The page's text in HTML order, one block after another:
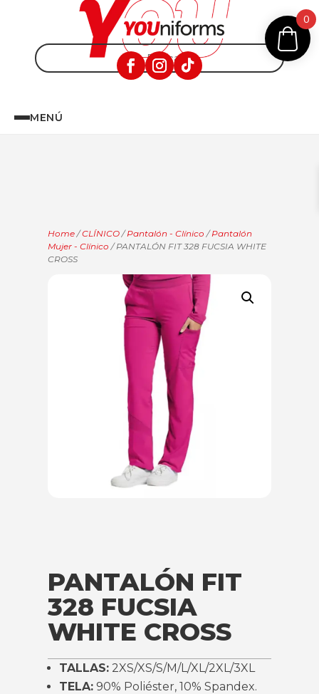
MENÚ
Home /CLÍNICO /Pantalón - Clínico /Pantalón
Mujer - Clínico / PANTALÓN FIT 328 FUCSIA WHITE
CROSS
PANTALÓN FIT
328 FUCSIA
WHITE CROSS
TALLAS: 2XS/XS/S/M/L/XL/2XL/3XL
TELA: 90% Poliéster, 10% Spandex.
0